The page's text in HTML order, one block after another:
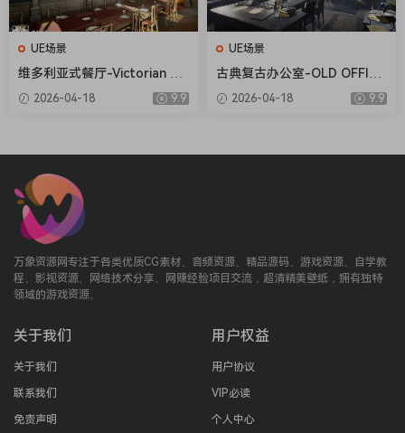
UE场景
维多利亚式餐厅-Victorian Di
ning Room
2026-04-18 9.9
UE场景
古典复古办公室-OLD OFFICE
(MODULAR)
2026-04-18 9.9
万象资源网专注于各类优质CG素材、音频资源、精品源码、游戏资源、自学教
程、影视资源、网络技术分享、网赚经验项目交流，超清精美壁纸，拥有独特
领域的游戏资源。
关于我们
关于我们
联系我们
免责声明
用户权益
用户协议
VIP必读
个人中心